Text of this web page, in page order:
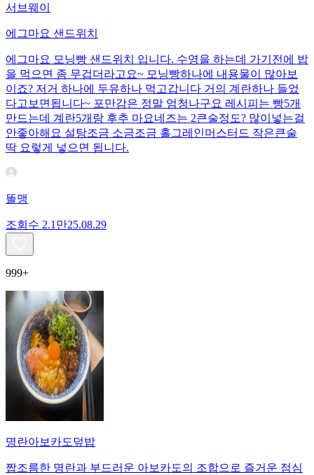
서브웨이
에그마요 샌드위치
에그마요 모닝빵 샌드위치 입니다. 수영을 하는데 가기전에 밥
을 먹으면 좀 무겁더라고요~ 모닝빵하나에 내용물이 많아보
이죠? 저거 하나에 두유하나 먹고갑니다 거의 계란하나 들었
다고보면됩니다~ 포만감은 정말 엄청나구요 레시피는 빵5개
만드는데 계란5개랑 후추 마요네즈는 2큰술정도? 많이넣는걸
안좋아해요 설탕조금 소금조금 홀그레인머스터드 작은큰술
딱 요렇게 넣으면 됩니다.
똘맹
조회수 2.1만25.08.29
999+
명란아보카도덮밥
짭조름한 명란과 부드러운 아보카도의 조합으로 즐거운 점심